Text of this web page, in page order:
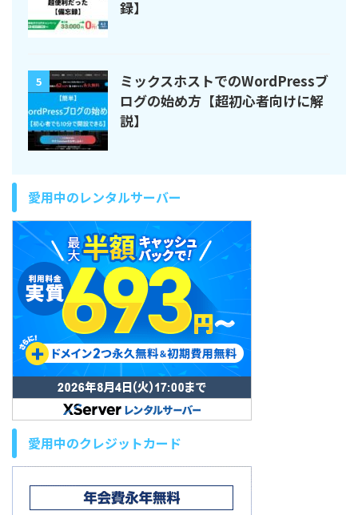
録】
5
ミックスホストでのWordPressブ
ログの始め方【超初心者向けに解
説】
愛用中のレンタルサーバー
愛用中のクレジットカード